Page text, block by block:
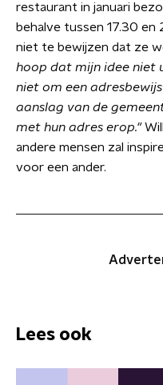
restaurant in januari
behalve tussen 17.30
niet te bewijzen dat ze
hoop dat mijn idee niet
niet om een
aanslag van de
met hun adres erop."
andere mensen zal
voor een ander.
Lees ook